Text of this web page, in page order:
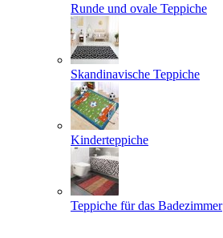
Runde und ovale Teppiche
Skandinavische Teppiche
Kinderteppiche
Teppiche für das Badezimmer